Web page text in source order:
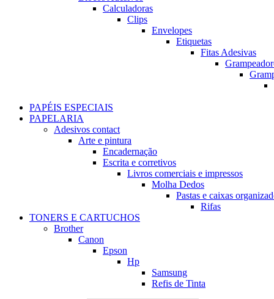
Calculadoras
Clips
Envelopes
Etiquetas
Fitas Adesivas
PAPÉIS ESPECIAIS
PAPELARIA
Adesivos contact
Arte e pintura
Encadernação
Escrita e corretivos
Livros comerciais e impressos
Molha Dedos
Pastas e caixas
Rifas
TONERS E CARTUCHOS
Brother
Canon
Epson
Hp
Samsung
Refis de Tinta